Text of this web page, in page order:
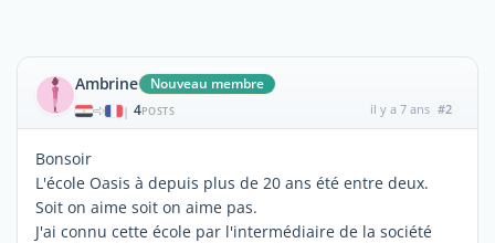
Ambrine Nouveau membre
| 4POSTS il y a 7 ans #2
Bonsoir
L'école Oasis à depuis plus de 20 ans été entre deux.
Soit on aime soit on aime pas.
J'ai connu cette école par l'intermédiaire de la société